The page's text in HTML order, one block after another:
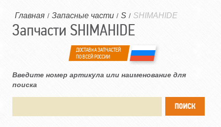
Главная / Запасные части / S / SHIMAHIDE
Запчасти SHIMAHIDE
ДОСТАВКА ЗАПЧАСТЕЙ
ПО ВСЕЙ РОССИИ
Введите номер артикула или наименование для
поиска